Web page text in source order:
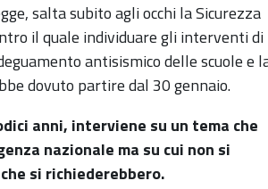
salta subito agli occhi la Sicurezza
il quale individuare gli interventi di
antisismico delle scuole e
dovuto partire dal 30 gennaio.
anni, interviene su un tema che
nazionale ma su cui non si
si richiederebbero.